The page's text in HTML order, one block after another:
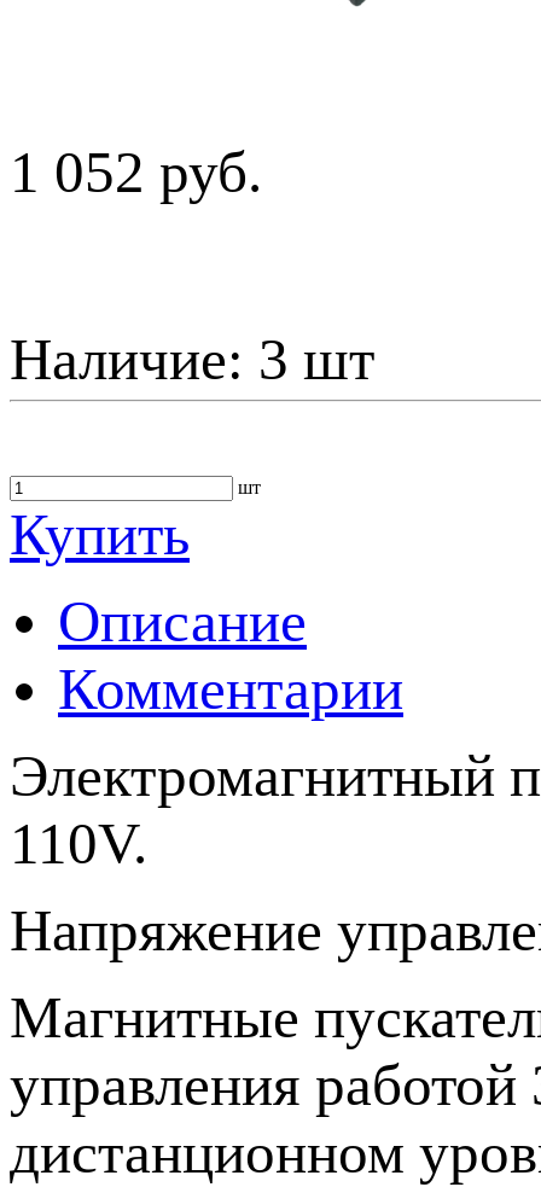
1 052 руб.
Наличие: 3 шт
шт
Купить
Описание
Комментарии
Электромагнитный
110V.
Напряжение
Магнитные
управления
дистанционном